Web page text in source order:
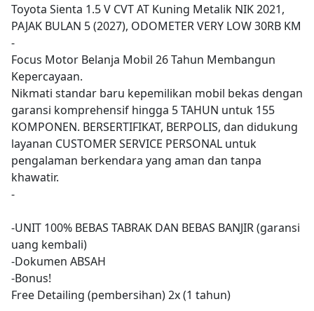
Toyota Sienta 1.5 V CVT AT Kuning Metalik NIK 2021,
PAJAK BULAN 5 (2027), ODOMETER VERY LOW 30RB KM
-
Focus Motor Belanja Mobil 26 Tahun Membangun
Kepercayaan.
Nikmati standar baru kepemilikan mobil bekas dengan
garansi komprehensif hingga 5 TAHUN untuk 155
KOMPONEN. BERSERTIFIKAT, BERPOLIS, dan didukung
layanan CUSTOMER SERVICE PERSONAL untuk
pengalaman berkendara yang aman dan tanpa
khawatir.
-
-UNIT 100% BEBAS TABRAK DAN BEBAS BANJIR (garansi
uang kembali)
-Dokumen ABSAH
-Bonus!
Free Detailing (pembersihan) 2x (1 tahun)